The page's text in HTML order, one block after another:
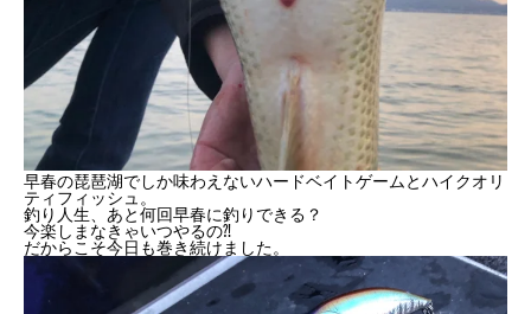
早春の琵琶湖でしか味わえないハードベイトゲームとハイクオリ
ティフィッシュ。
釣り人生、あと何回早春に釣りできる？
今楽しまなきゃいつやるの⁈
だからこそ今日も巻き続けました。